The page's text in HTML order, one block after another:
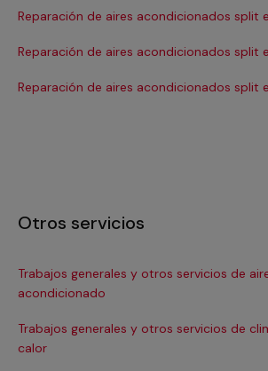
Reparación de aires acondicionados split
Reparación de aires acondicionados split
Reparación de aires acondicionados split
Otros servicios
Trabajos generales y otros servicios de
acondicionado
Trabajos generales y otros servicios de
calor